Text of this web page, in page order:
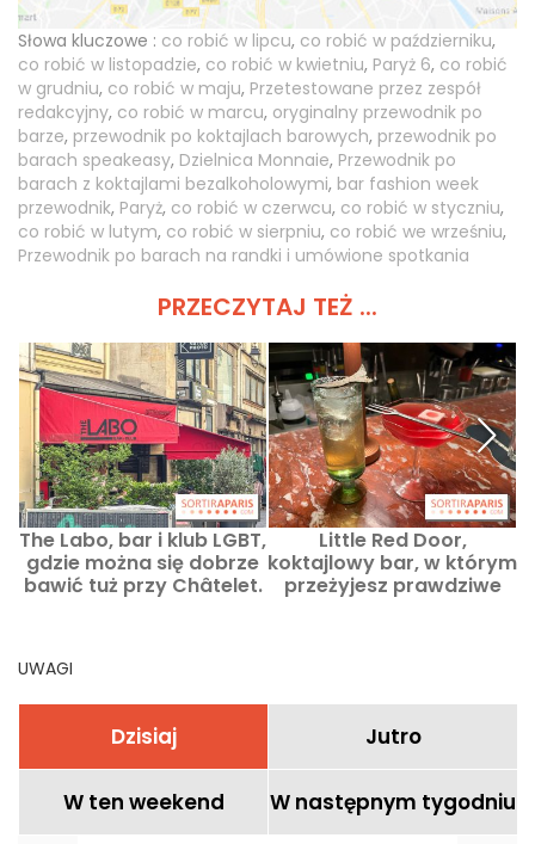
Słowa kluczowe : co robić w lipcu, co robić w październiku,
co robić w listopadzie, co robić w kwietniu, Paryż 6, co robić
w grudniu, co robić w maju, Przetestowane przez zespół
redakcyjny, co robić w marcu, oryginalny przewodnik po
barze, przewodnik po koktajlach barowych, przewodnik po
barach speakeasy, Dzielnica Monnaie, Przewodnik po
barach z koktajlami bezalkoholowymi, bar fashion week
przewodnik, Paryż, co robić w czerwcu, co robić w styczniu,
co robić w lutym, co robić w sierpniu, co robić we wrześniu,
Przewodnik po barach na randki i umówione spotkania
PRZECZYTAJ TEŻ ...
The Labo, bar i klub LGBT,
gdzie można się dobrze
bawić tuż przy Châtelet.
Little Red Door,
koktajlowy bar, w którym
przeżyjesz prawdziwe
UWAGI
Dzisiaj Jutro
W ten weekend W następnym tygodniu